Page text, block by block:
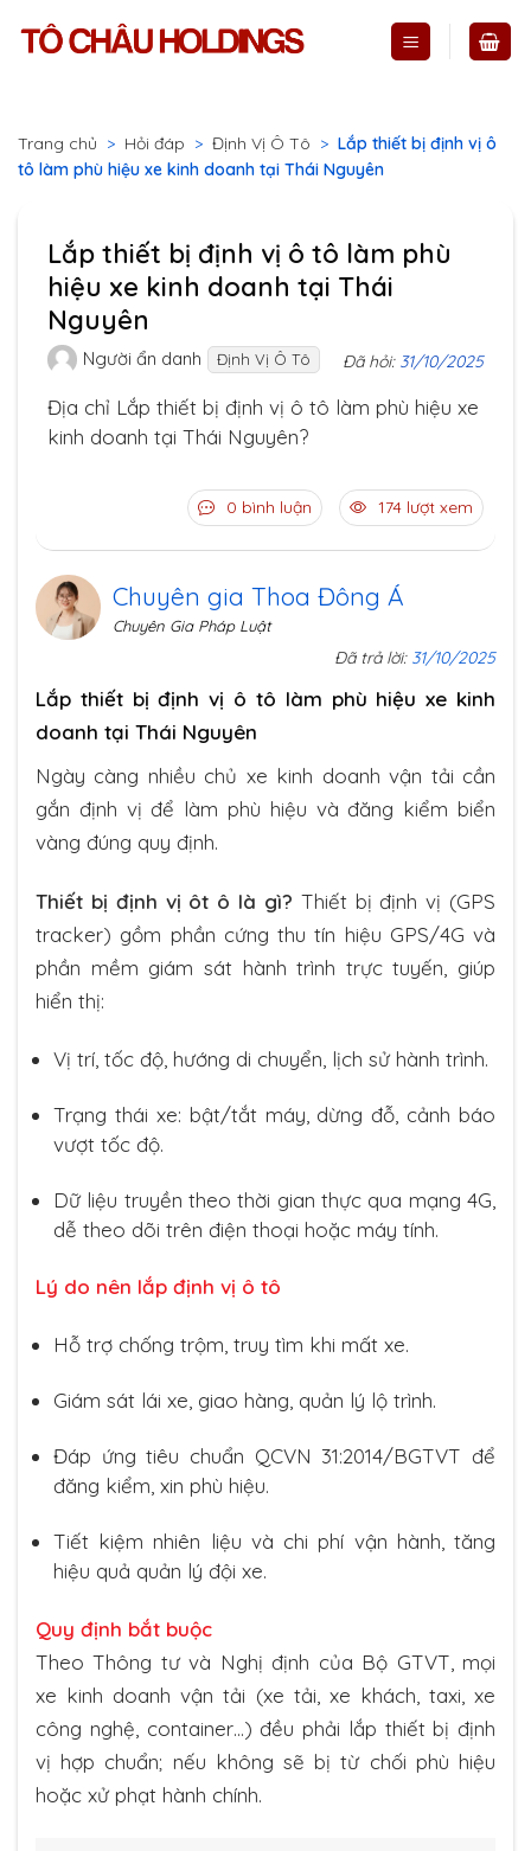
Trang chủ > Hỏi đáp > Định Vị Ô Tô > Lắp thiết bị định vị ô
tô làm phù hiệu xe kinh doanh tại Thái Nguyên
Lắp thiết bị định vị ô tô làm phù
hiệu xe kinh doanh tại Thái
Nguyên
Người ẩn danh Định Vị Ô Tô Đã hỏi: 31/10/2025
Địa chỉ Lắp thiết bị định vị ô tô làm phù hiệu xe
kinh doanh tại Thái Nguyên?
0 bình luận 174 lượt xem
Chuyên gia Thoa Đông Á
Chuyên Gia Pháp Luật
Đã trả lời: 31/10/2025
Lắp thiết bị định vị ô tô làm phù hiệu xe kinh
doanh tại Thái Nguyên
Ngày càng nhiều chủ xe kinh doanh vận tải cần
gắn định vị để làm phù hiệu và đăng kiểm biển
vàng đúng quy định.
Thiết bị định vị ôt ô là gì? Thiết bị định vị (GPS
tracker) gồm phần cứng thu tín hiệu GPS/4G và
phần mềm giám sát hành trình trực tuyến, giúp
hiển thị:
Vị trí, tốc độ, hướng di chuyển, lịch sử hành trình.
Trạng thái xe: bật/tắt máy, dừng đỗ, cảnh báo
vượt tốc độ.
Dữ liệu truyền theo thời gian thực qua mạng 4G,
dễ theo dõi trên điện thoại hoặc máy tính.
Lý do nên lắp định vị ô tô
Hỗ trợ chống trộm, truy tìm khi mất xe.
Giám sát lái xe, giao hàng, quản lý lộ trình.
Đáp ứng tiêu chuẩn QCVN 31:2014/BGTVT để
đăng kiểm, xin phù hiệu.
Tiết kiệm nhiên liệu và chi phí vận hành, tăng
hiệu quả quản lý đội xe.
Quy định bắt buộc
Theo Thông tư và Nghị định của Bộ GTVT, mọi
xe kinh doanh vận tải (xe tải, xe khách, taxi, xe
công nghệ, container…) đều phải lắp thiết bị định
vị hợp chuẩn; nếu không sẽ bị từ chối phù hiệu
hoặc xử phạt hành chính.